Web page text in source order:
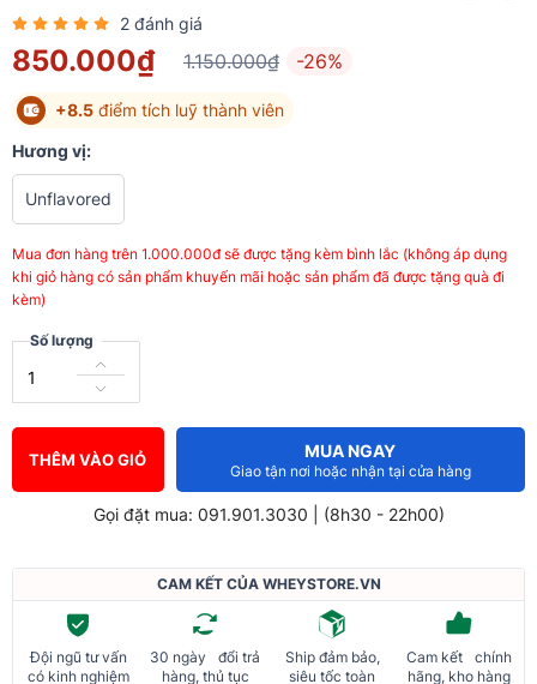
2 đánh giá
850.000₫ 1.150.000₫ -26%
+8.5 điểm tích luỹ thành viên
Hương vị:
Unflavored
Mua đơn hàng trên 1.000.000đ sẽ được tặng kèm bình lắc (không áp dụng
khi giỏ hàng có sản phẩm khuyến mãi hoặc sản phẩm đã được tặng quà đi
kèm)
Số lượng
THÊM VÀO GIỎ MUA NGAY
Giao tận nơi hoặc nhận tại cửa hàng
Gọi đặt mua: 091.901.3030 | (8h30 - 22h00)
CAM KẾT CỦA WHEYSTORE.VN
Đội ngũ tư vấn
có kinh nghiệm
30 ngày đổi trả
hàng, thủ tục
Ship đảm bảo,
siêu tốc toàn
Cam kết chính
hãng, kho hàng